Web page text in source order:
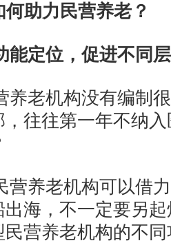
助力民营养老？
能定位，促进不同
老机构没有编制很
往往第一年不纳
养老机构可以借力
海，不一定要另
营养老机构的不